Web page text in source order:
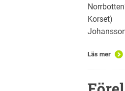
Korset)
Läs mer